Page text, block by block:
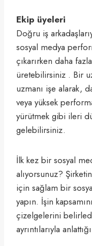
Ekip üyeleri
Doğru iş
sosyal medya
çıkarırken daha
üretebilirsiniz . Bir
uzmanı işe alarak,
veya yüksek
yürütmek gibi ileri
gelebilirsiniz.
İlk kez bir sosyal
alıyorsunuz?
için sağlam bir
yapın. İşin
çizelgelerini
ayrıntılarıyla